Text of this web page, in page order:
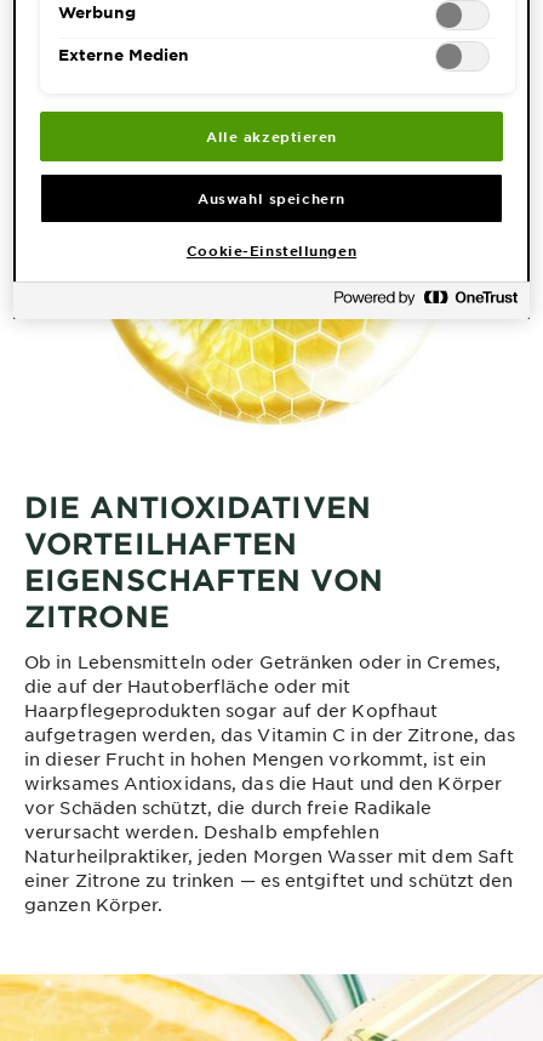
DIE ANTIOXIDATIVEN
VORTEILHAFTEN
EIGENSCHAFTEN VON
ZITRONE
Ob in Lebensmitteln oder Getränken oder in Cremes,
die auf der Hautoberfläche oder mit
Haarpflegeprodukten sogar auf der Kopfhaut
aufgetragen werden, das Vitamin C in der Zitrone, das
in dieser Frucht in hohen Mengen vorkommt, ist ein
wirksames Antioxidans, das die Haut und den Körper
vor Schäden schützt, die durch freie Radikale
verursacht werden. Deshalb empfehlen
Naturheilpraktiker, jeden Morgen Wasser mit dem Saft
einer Zitrone zu trinken — es entgiftet und schützt den
ganzen Körper.
"Cookie-Einstellungen" angepasst werden. Für weitere
Informationen s. unsere Datenschutzinformationen.
Werbung
Externe Medien
Alle akzeptieren
Auswahl speichern
Cookie-Einstellungen